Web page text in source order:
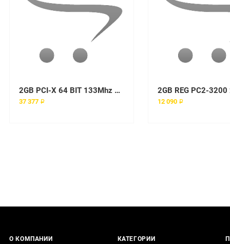
2GB PCI-X 64 BIT 133Mhz 2Channel
37 377 ₽ 12 090 ₽
О КОМПАНИИ КАТЕГОРИИ